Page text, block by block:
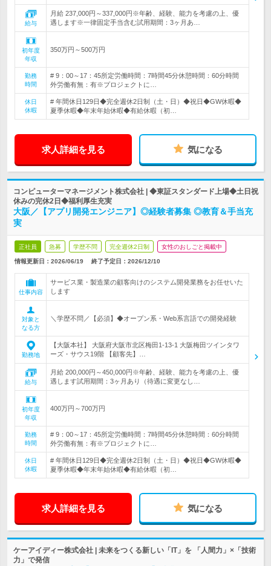
給与
月給 237,000円～337,000円※年齢、経験、能力を考慮の上、優
遇します※一律固定手当含む試用期間：3ヶ月あ…
初年度
年収
350万円～500万円
勤務
時間
# 9：00～17：45所定労働時間：7時間45分休憩時間：60分時間
外労働有無：有※プロジェクトに…
休日
休暇
# 年間休日129日◆完全週休2日制（土・日）◆祝日◆GW休暇◆
夏季休暇◆年末年始休暇◆有給休暇（初…
求人詳細を見る 気になる
コンピューターマネージメント株式会社 | ◆東証スタンダード上場◆土日祝
休みの完休2日◆福利厚生充実
大阪／【アプリ開発エンジニア】◎経験者募集 ◎教育＆手当充
実
正社員 急募 学歴不問 完全週休2日制 女性のおしごと掲載中
情報更新日：2026/06/19 終了予定日： 2026/12/10
仕事内容
サービス業・製造業の顧客向けのシステム開発業務をお任せいた
します
対象と
なる方
＼学歴不問／【必須】◆オープン系・Web系言語での開発経験
勤務地
【大阪本社】 大阪府大阪市北区梅田1-13-1 大阪梅田ツインタワ
ーズ・サウス19階 【顧客先】…
給与
月給 200,000円～450,000円※年齢、経験、能力を考慮の上、優
遇します試用期間：3ヶ月あり（待遇に変更なし…
初年度
年収
400万円～700万円
勤務
時間
# 9：00～17：45所定労働時間：7時間45分休憩時間：60分時間
外労働有無：有※プロジェクトに…
休日
休暇
# 年間休日129日◆完全週休2日制（土・日）◆祝日◆GW休暇◆
夏季休暇◆年末年始休暇◆有給休暇（初…
求人詳細を見る 気になる
ケーアイディー株式会社 | 未来をつくる新しい「IT」を 「人間力」×「技術
力」で発信